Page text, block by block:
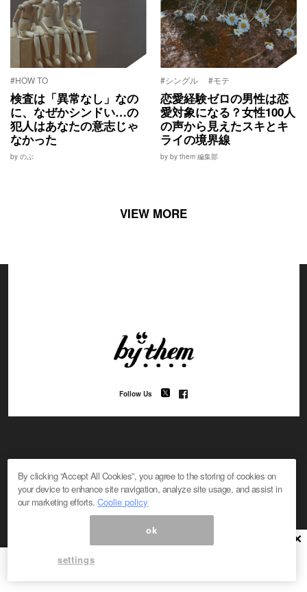
#HOW TO
検査は「異常なし」なの
に、なぜかシンドい…の
犯人はあなたの意志じゃ
なかった
by のぶ
#シングル #モテ
恋愛経験ゼロの男性は恋
愛対象になる？女性100人
の声から見えたスキとキ
ライの境界線
by by them 編集部
VIEW MORE
Follow Us
#コラム #オトナ磨き
#パートナー
#親と子 #モテ #ライフ
#エンタメ ×
By clicking “Accept All Cookies”, you agree to the storing of cookies on
your device to enhance site navigation, analyze site usage, and assist in
our marketing efforts.Coolie policy
ok
settings